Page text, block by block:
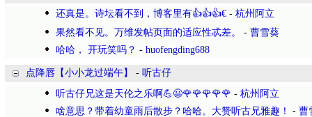
还真是。诗坛看不到，博客里有👍👍👍€ - 杭州阿立
果然看不见。万维发帖页面的适应性忒差。
- 曹雪葵
哈哈， 开玩笑吗？ - huofengding688
点降唇【小小龙过端午】 - 听古仔
听古仔兄这是天伦之乐啊💪😃🌹🌹🌹🌹🌹 - 杭州阿立
啥意思？带着幼童雨后散步？哈哈。大赞听古兄雅趣！
- 曹